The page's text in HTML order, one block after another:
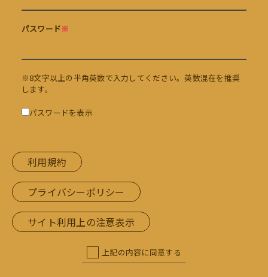
パスワード※
※8文字以上の半角英数で入力してください。英数混在を推奨
します。
パスワードを表示
利用規約
プライバシーポリシー
サイト利用上の注意表示
上記の内容に同意する